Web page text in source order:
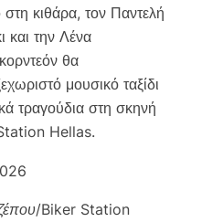
κιθάρα, τον Παντελή
και την Λένα
θα
μουσικό ταξίδι
τραγούδια στη σκηνή
Hellas.
Biker Station